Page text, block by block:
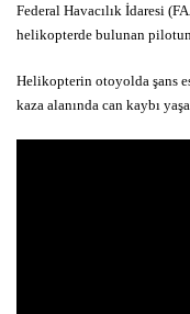
Federal Havacılık İdaresi
helikopterde bulunan
Helikopterin otoyolda şans
kaza alanında can kaybı